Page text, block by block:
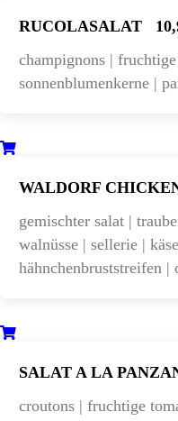
RUCOLASALAT
champignons |
sonnenblumenkerne |
WALDORF
gemischter salat |
walnüsse | sellerie |
hähnchenbruststreifen |
SALAT A LA
croutons | fruchtige